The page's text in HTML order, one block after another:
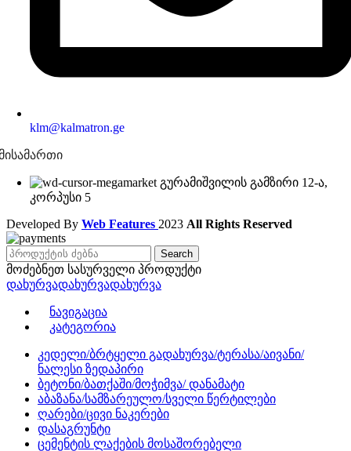
klm@kalmatron.ge
გურამიშვილის გამზირი 12-ა,
კორპუსი 5
Developed By Web Features 2023 All Rights Reserved
Search
მოძებნეთ სასურველი პროდუქტი
დახურვადახურვადახურვა
Ნავიგაცია
Კატეგორია
კედელი/ბრტყელი გადახურვა/ტერასა/აივანი/
ნალესი ზედაპირი
ბეტონი/ბათქაში/მოჭიმვა/ დანამატი
აბაზანა/სამზარეულო/სველი წერტილები
ღარები/ცივი ნაკერები
დასაგრუნტი
ცემენტის ლაქების მოსაშორებელი